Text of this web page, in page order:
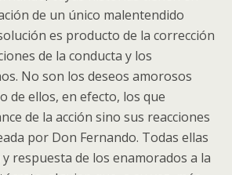
de un único malentendido
es producto de la corrección
de la conducta y los
No son los deseos amorosos
de ellos, en efecto, los que
de la acción sino sus reacciones
por Don Fernando. Todas ellas
respuesta de los enamorados a la